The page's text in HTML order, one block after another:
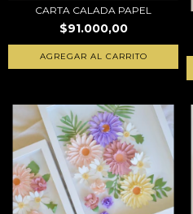
CARTA CALADA PAPEL
$91.000,00